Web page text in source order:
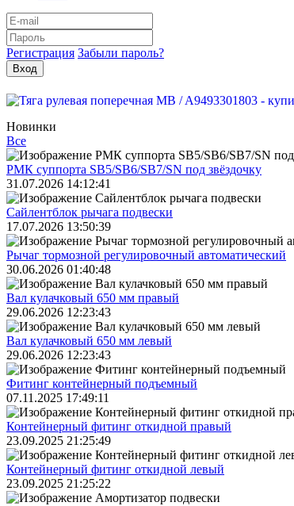
Регистрация Забыли пароль?
Новинки
Все
РМК суппорта SB5/SB6/SB7/SN под звёздочку
31.07.2026 14:12:41
Сайлентблок рычага подвески
17.07.2026 13:50:39
Рычаг тормозной регулировочный автоматический
30.06.2026 01:40:48
Вал кулачковый 650 мм правый
29.06.2026 12:23:43
Вал кулачковый 650 мм левый
29.06.2026 12:23:43
Фитинг контейнерный подъемный
07.11.2025 17:49:11
Контейнерный фитинг откидной правый
23.09.2025 21:25:49
Контейнерный фитинг откидной левый
23.09.2025 21:25:22